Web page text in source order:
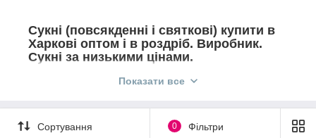
Сукні (повсякденні і святкові) купити в
Харкові оптом і в роздріб. Виробник.
Сукні за низькими цінами.
Ще з давніх часів плаття вважалося символом жіночності.
тільки фасон сукні, основна його роль залишилася
незмінною. Вибирати потрібно не тільки модні і стильні
Показати все
Сортування 0 Фільтри